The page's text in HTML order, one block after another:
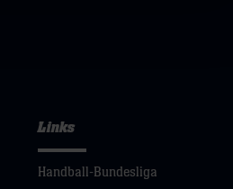
Links
Handball-Bundesliga